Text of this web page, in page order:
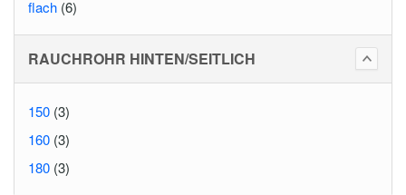
flach (6)
RAUCHROHR HINTEN/SEITLICH
150 (3)
160 (3)
180 (3)